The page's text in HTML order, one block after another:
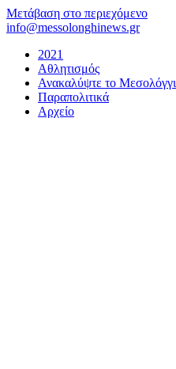
Μετάβαση στο περιεχόμενο
info@messolonghinews.gr
2021
Αθλητισμός
Ανακαλύψτε το Μεσολόγγι
Παραπολιτικά
Αρχείο